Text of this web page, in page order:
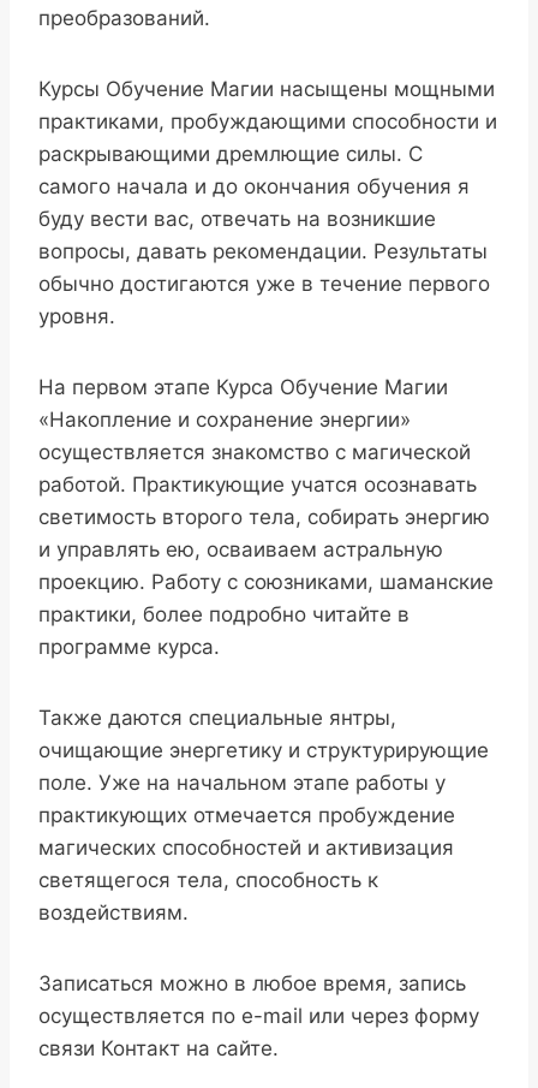
преобразований.
Курсы Обучение Магии насыщены мощными
практиками, пробуждающими способности и
раскрывающими дремлющие силы. С
самого начала и до окончания обучения я
буду вести вас, отвечать на возникшие
вопросы, давать рекомендации. Результаты
обычно достигаются уже в течение первого
уровня.
На первом этапе Курса Обучение Магии
«Накопление и сохранение энергии»
осуществляется знакомство с магической
работой. Практикующие учатся осознавать
светимость второго тела, собирать энергию
и управлять ею, осваиваем астральную
проекцию. Работу с союзниками, шаманские
практики, более подробно читайте в
программе курса.
Также даются специальные янтры,
очищающие энергетику и структурирующие
поле. Уже на начальном этапе работы у
практикующих отмечается пробуждение
магических способностей и активизация
светящегося тела, способность к
воздействиям.
Записаться можно в любое время, запись
осуществляется по e-mail или через форму
связи Контакт на сайте.